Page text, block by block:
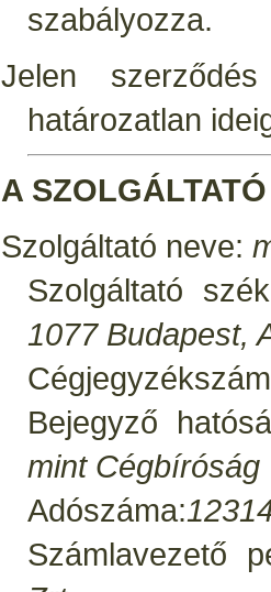
szabályozza.
Jelen
határozatlan
A
Szolgáltató neve:
Szolgáltató
1077 Budapest,
Bejegyző
mint Cégbíróság
Adószáma:
Számlavezető